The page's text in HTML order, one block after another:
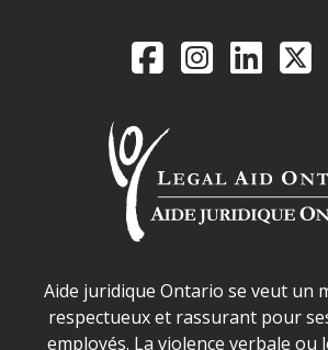
Legal
FacebookInstagram X
Déclaration sur la sécurité dans
Aide juridique Ontario se veut un
respectueux et rassurant pour
employés. La violence verbale ou